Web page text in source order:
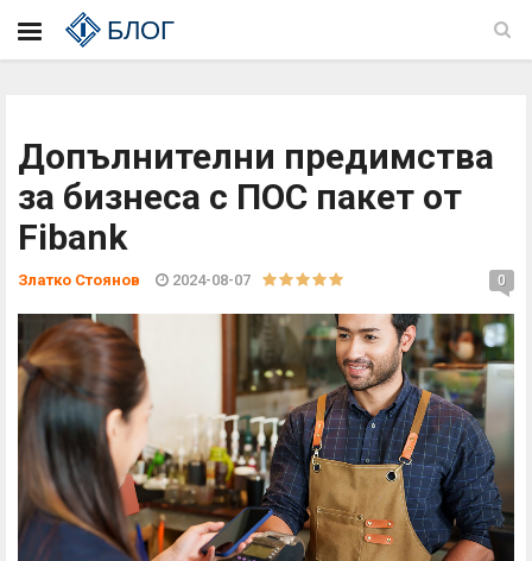
БЛОГ
Допълнителни предимства
за бизнеса с ПОС пакет от
Fibank
Златко Стоянов 2024-08-07 0